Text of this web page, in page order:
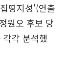
땅지성'(연출
원오 후보 당
각 분석했